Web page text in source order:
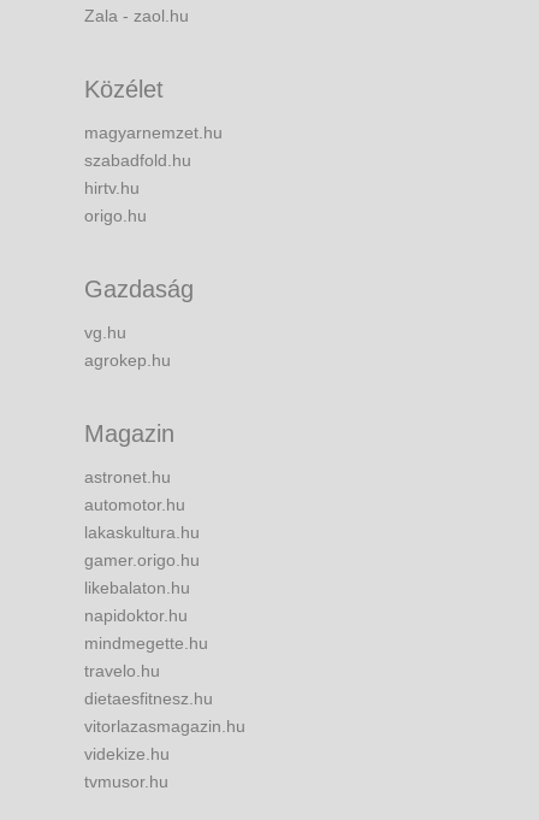
Zala - zaol.hu
Közélet
magyarnemzet.hu
szabadfold.hu
hirtv.hu
origo.hu
Gazdaság
vg.hu
agrokep.hu
Magazin
astronet.hu
automotor.hu
lakaskultura.hu
gamer.origo.hu
likebalaton.hu
napidoktor.hu
mindmegette.hu
travelo.hu
dietaesfitnesz.hu
vitorlazasmagazin.hu
videkize.hu
tvmusor.hu